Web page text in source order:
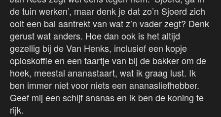
de tuin werken’, maar denk je dat zo’n Sjoerd zich
ooit een bal aantrekt van wat z’n vader zegt? Denk
gerust wat anders. Hoe dan ook is het altijd
gezellig bij de Van Henks, inclusief een kopje
oploskoffie en een taartje van bij de bakker om de
hoek, meestal ananastaart, wat ik graag lust. Ik
ben immer niet voor niets een ananasliefhebber.
Geef mij een schijf ananas en ik ben de koning te
rijk.